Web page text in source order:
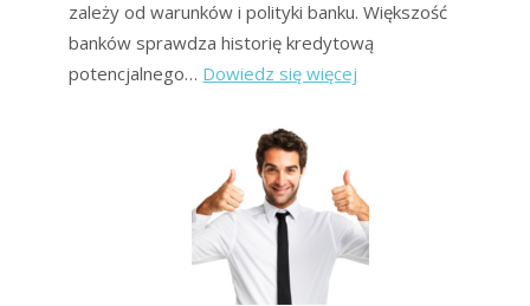
zależy od warunków i polityki banku. Większość
banków sprawdza historię kredytową
potencjalnego… Dowiedz się więcej
zadłużonych
oferują
banki?